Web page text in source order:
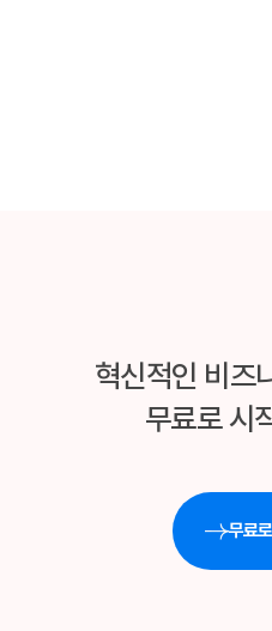
혁신적인 비즈
무료로 시
무료